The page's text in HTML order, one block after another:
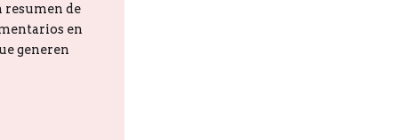
resumen de
en
generen